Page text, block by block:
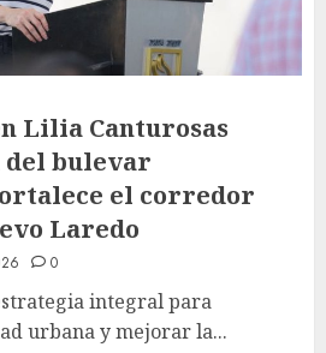
Lilia Canturosas
bulevar
el corredor
Laredo
0
integral para
urbana y mejorar la...